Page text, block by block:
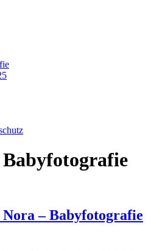
Babyfotografie
– Babyfotografie